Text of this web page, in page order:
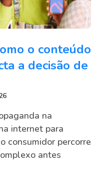
o conteúdo
a decisão de
na
internet para
consumidor percorre
antes